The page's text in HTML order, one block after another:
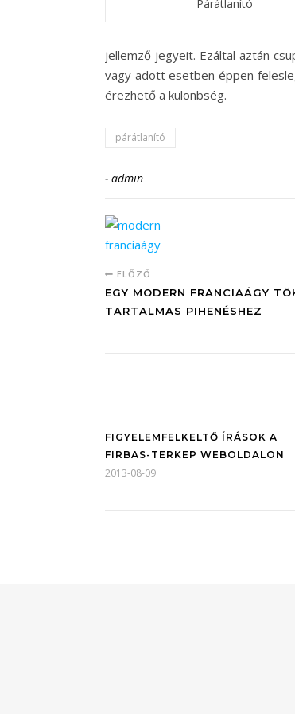
Párátlanító
jellemző jegyeit. Ezáltal aztán
vagy adott esetben éppen
érezhető a különbség.
párátlanító
- admin
ELŐZŐ
EGY MODERN FRANCIAÁGY
TARTALMAS PIHENÉSHEZ
FIGYELEMFELKELTŐ ÍRÁSOK A
FIRBAS-TERKEP WEBOLDALON
2013-08-09